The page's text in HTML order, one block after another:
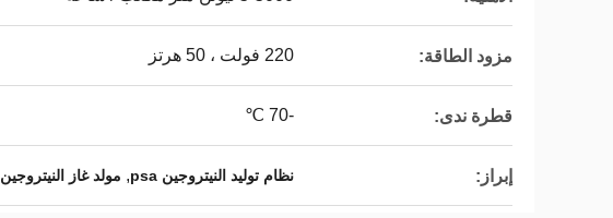
مزود الطاقة: 220 فولت ، 50 هرتز
قطرة ندى: -70 ℃
إبراز: نظام توليد النيتروجين psa , مولد غاز النيتروجين psa